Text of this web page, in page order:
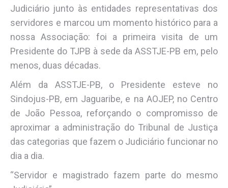
Judiciário junto às entidades representativas dos
servidores e marcou um momento histórico para a
nossa Associação: foi a primeira visita de um
Presidente do TJPB à sede da ASSTJE-PB em, pelo
menos, duas décadas.
Além da ASSTJE-PB, o Presidente esteve no
Sindojus-PB, em Jaguaribe, e na AOJEP, no Centro
de João Pessoa, reforçando o compromisso de
aproximar a administração do Tribunal de Justiça
das categorias que fazem o Judiciário funcionar no
dia a dia.
“Servidor e magistrado fazem parte do mesmo